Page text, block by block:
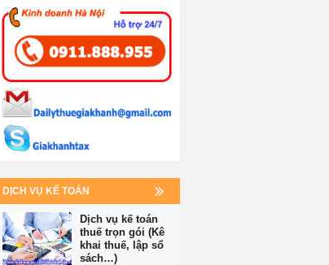
DỊCH VỤ KẾ TOÁN
Dịch vụ kế toán
thuế trọn gói (Kê
khai thuế, lập sổ
sách…)